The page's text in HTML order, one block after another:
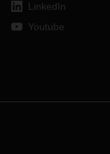
LinkedIn
Youtube